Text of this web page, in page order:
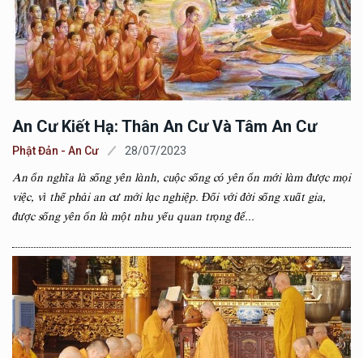
An Cư Kiết Hạ: Thân An Cư Và Tâm An Cư
Phật Đản - An Cư 28/07/2023
An ổn nghĩa là sống yên lành, cuộc sống có yên ổn mới làm được mọi
việc, vì thế phải an cư mới lạc nghiệp. Đối với đời sống xuất gia,
được sống yên ổn là một nhu yếu quan trọng để...